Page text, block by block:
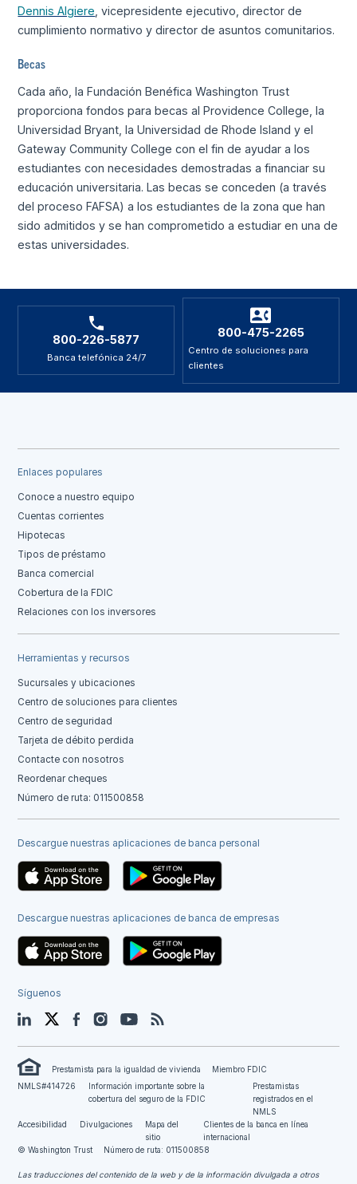
Dennis Algiere , vicepresidente ejecutivo, director de
cumplimiento normativo y director de asuntos comunitarios.
Becas
Cada año, la Fundación Benéfica Washington Trust
proporciona fondos para becas al Providence College, la
Universidad Bryant, la Universidad de Rhode Island y el
Gateway Community College con el fin de ayudar a los
estudiantes con necesidades demostradas a financiar su
educación universitaria. Las becas se conceden (a través
del proceso FAFSA) a los estudiantes de la zona que han
sido admitidos y se han comprometido a estudiar en una de
estas universidades.
800-226-5877
Banca telefónica 24/7
800-475-2265
Centro de soluciones para
clientes
Enlaces populares
Conoce a nuestro equipo
Cuentas corrientes
Hipotecas
Tipos de préstamo
Banca comercial
Cobertura de la FDIC
Relaciones con los inversores
Herramientas y recursos
Sucursales y ubicaciones
Centro de soluciones para clientes
Centro de seguridad
Tarjeta de débito perdida
Contacte con nosotros
Reordenar cheques
Número de ruta: 011500858
Descargue nuestras aplicaciones de banca personal
Descargue nuestras aplicaciones de banca de empresas
Síguenos
LinkedIn TwitterFacebookInstagramYouTube
Prestamista para la igualdad de vivienda
Miembro FDIC
NMLS#414726
Información importante sobre la
cobertura del seguro de la FDIC
Prestamistas
registrados en el
NMLS
Accesibilidad
Divulgaciones
Mapa del
sitio
Clientes de la banca en línea
internacional
© Washington Trust
Número de ruta: 011500858
Las traducciones del contenido de la web y de la información divulgada a otros